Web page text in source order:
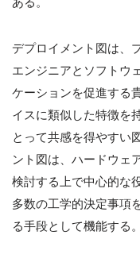
デプロイメント図は、
エンジニアとソフトウ
ケーションを促進する
イスに類似した特徴を
とって共感を得やすい
ント図は、ハードウェ
検討する上で中心的な
多数の工学的決定事項
る手段として機能する。